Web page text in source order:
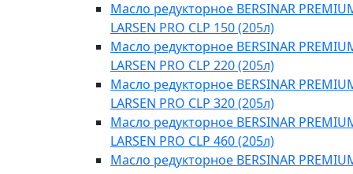
Масло редукторное BERSINAR
LARSEN PRO CLP 150 (205л)
Масло редукторное BERSINAR
LARSEN PRO CLP 220 (205л)
Масло редукторное BERSINAR
LARSEN PRO CLP 320 (205л)
Масло редукторное BERSINAR
LARSEN PRO CLP 460 (205л)
Масло редукторное BERSINAR